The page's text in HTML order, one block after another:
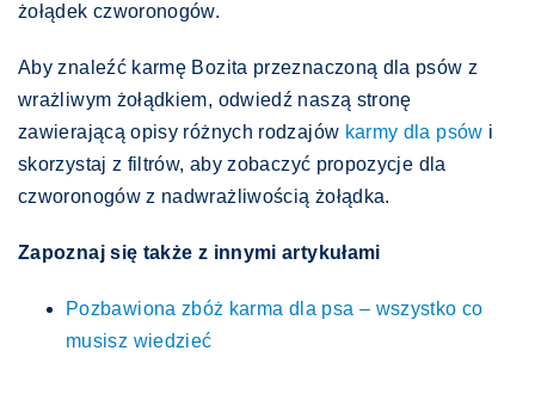
żołądek czworonogów.
Aby znaleźć karmę Bozita przeznaczoną dla psów z
wrażliwym żołądkiem, odwiedź naszą stronę
zawierającą opisy różnych rodzajów karmy dla psów i
skorzystaj z filtrów, aby zobaczyć propozycje dla
czworonogów z nadwrażliwością żołądka.
Zapoznaj się także z innymi artykułami
Pozbawiona zbóż karma dla psa – wszystko co
musisz wiedzieć